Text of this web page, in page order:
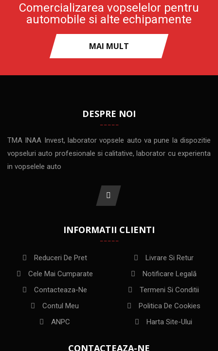
Comercializarea vopselelor pentru
automobile si alte echipamente
MAI MULT
DESPRE NOI
TMA INAA Invest, laborator vopsele auto va pune la dispozitie
vopseluri auto profesionale si calitative, laborator cu experienta
in vopselele auto
INFORMATII CLIENTI
Reduceri De Pret
Cele Mai Cumparate
Contacteaza-Ne
Contul Meu
ANPC
Livrare Si Retur
Notificare Legală
Termeni Si Conditii
Politica De Cookies
Harta Site-Ului
CONTACTEAZA-NE